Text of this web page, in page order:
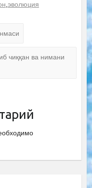
эволюция
чиққан ва нимани